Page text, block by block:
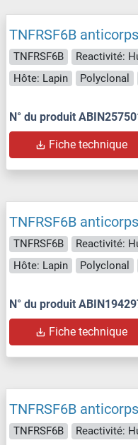
TNFRSF6B
TNFRSF6B Reactivité:
Hôte: Lapin
Polyclonal
N° du produit
Fiche technique
TNFRSF6B
TNFRSF6B Reactivité:
Hôte: Lapin
Polyclonal
N° du produit
Fiche technique
TNFRSF6B
TNFRSF6B Reactivité: